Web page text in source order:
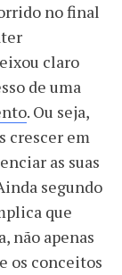
no final
claro
de uma
. Ou seja,
crescer em
as suas
segundo
que
não apenas
e os conceitos